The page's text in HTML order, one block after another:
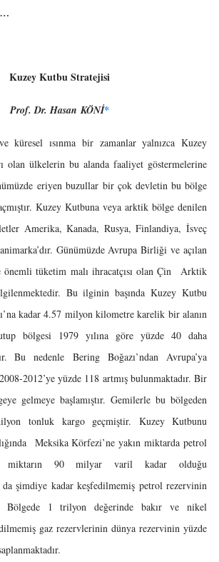
Kuzey Kutbu Stratejisi
Prof. Dr. Hasan KÖNİ*
küresel ısınma bir zamanlar yalnızca Kuzey
olan ülkelerin bu alanda faaliyet göstermelerine
eriyen buzullar bir çok devletin bu bölge
Kuzey Kutbuna veya arktik bölge denilen
Amerika, Kanada, Rusya, Finlandiya, İsveç
Günümüzde Avrupa Birliği ve açılan
önemli tüketim malı ihracatçısı olan Çin Arktik
Bu ilginin başında Kuzey Kutbu
kadar 4.57 milyon kilometre karelik bir alanın
bölgesi 1979 yılına göre yüzde 40 daha
Bu nedenle Bering Boğazı’ndan Avrupa’ya
2012’ye yüzde 118 artmış bulunmaktadır. Bir
gelmeye başlamıştır. Gemilerle bu bölgeden
tonluk kargo geçmiştir. Kuzey Kutbunu
Meksika Körfezi’ne yakın miktarda petrol
miktarın 90 milyar varil kadar olduğu
da şimdiye kadar keşfedilmemiş petrol rezervinin
Bölgede 1 trilyon değerinde bakır ve nikel
gaz rezervlerinin dünya rezervinin yüzde